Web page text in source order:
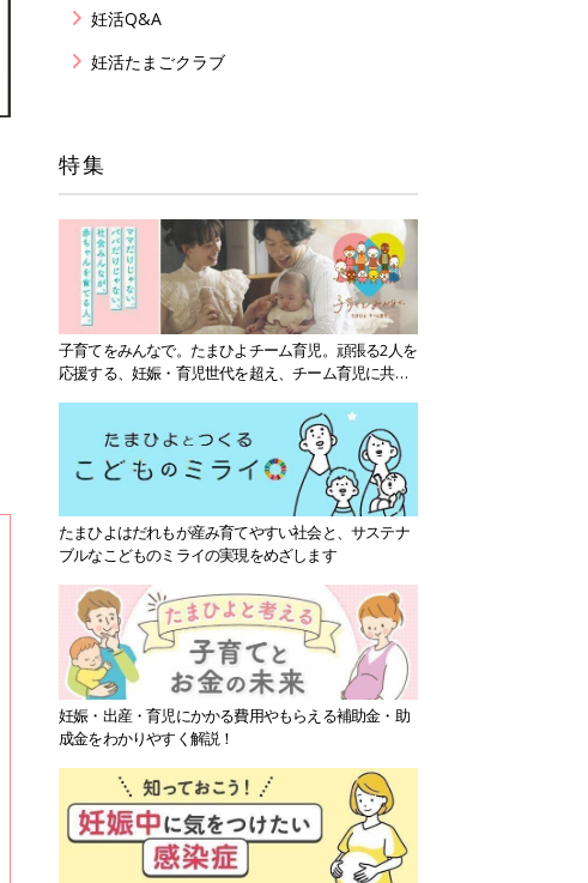
妊活Q&A
妊活たまごクラブ
特集
子育てをみんなで。たまひよチーム育児。頑張る2人を
応援する、妊娠・育児世代を超え、チーム育児に共感
たまひよはだれもが産み育てやすい社会と、サステナ
ブルなこどものミライの実現をめざします
妊娠・出産・育児にかかる費用やもらえる補助金・助
成金をわかりやすく解説！